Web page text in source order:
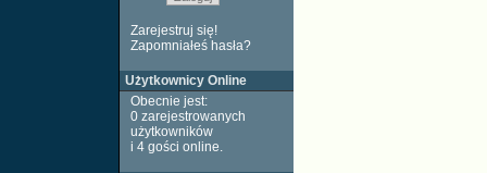
Zarejestruj się!
Zapomniałeś hasła?
Użytkownicy Online
Obecnie jest:
0 zarejestrowanych
użytkowników
i 4 gości online.